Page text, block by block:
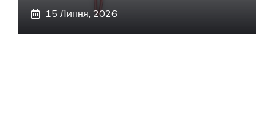
15 Липня, 2026